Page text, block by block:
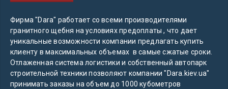
Фирма "Dara" работает со всеми производителями
гранитного щебня на условиях предоплаты , что дает
уникальные возможности компании предлагать купить
клиенту в максимальных объемах в самые сжатые сроки.
Отлаженная система логистики и собственный автопарк
строительной техники позволяют компании "Dara.kiev.ua"
принимать заказы на объем до 1000 кубометров